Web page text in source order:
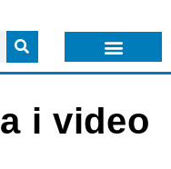
i video